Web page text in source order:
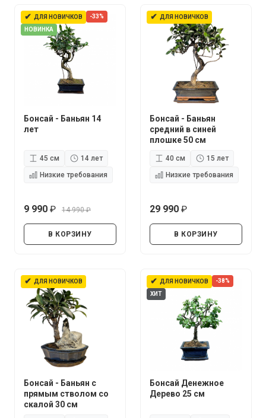
✔ ДЛЯ НОВИЧКОВ
-33%
НОВИНКА
Бонсай - Баньян 14
лет
45 см
14 лет
Низкие требования
9 990
14 990
В КОРЗИНУ
✔ ДЛЯ НОВИЧКОВ
Бонсай - Баньян
средний в синей
плошке 50 см
40 см
15 лет
Низкие требования
29 990
В КОРЗИНУ
✔ ДЛЯ НОВИЧКОВ
Бонсай - Баньян с
прямым стволом со
скалой 30 см
✔ ДЛЯ НОВИЧКОВ
-38%
ХИТ
Бонсай Денежное
Дерево 25 см